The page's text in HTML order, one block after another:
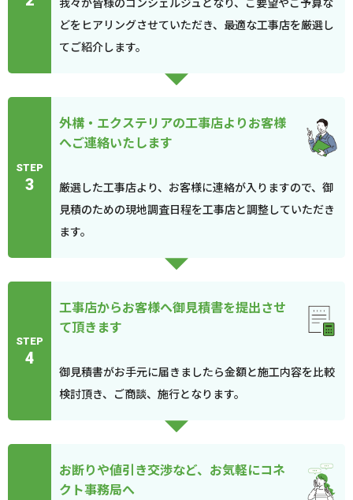
どをヒアリングさせていただき、最適な工事店を厳選し
てご紹介します。
STEP
3
外構・エクステリアの工事店よりお客様
へご連絡いたします
厳選した工事店より、お客様に連絡が入りますので、御
見積のための現地調査日程を工事店と調整していただき
ます。
STEP
4
工事店からお客様へ御見積書を提出させ
て頂きます
御見積書がお手元に届きましたら金額と施工内容を比較
検討頂き、ご商談、施行となります。
お断りや値引き交渉など、お気軽にコネ
クト事務局へ